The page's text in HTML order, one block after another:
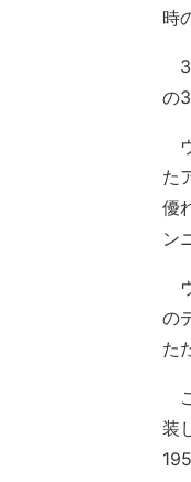
時
の
た
優
ン
の
た
装